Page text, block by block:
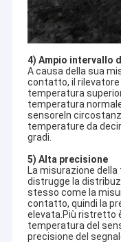
4) Ampio intervallo
A causa della sua
contatto, il rilevatore
temperatura
temperatura
sensoreIn
temperature da
gradi.
5) Alta precisione
La misurazione
distrugge la
stesso come la
contatto, quindi la
elevata.Più ristretto
temperatura del
precisione del